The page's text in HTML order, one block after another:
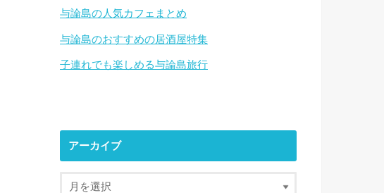
与論島の人気カフェまとめ
与論島のおすすめの居酒屋特集
子連れでも楽しめる与論島旅行
アーカイブ